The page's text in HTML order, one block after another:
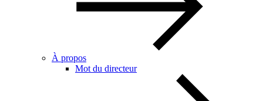
À propos
Mot du directeur